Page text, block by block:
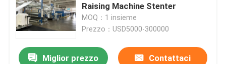
Raising Machine Stenter
MOQ：1 insieme
Prezzo：USD5000-300000
Miglior prezzo Contattaci